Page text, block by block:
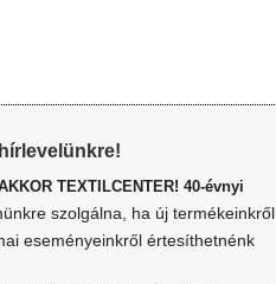
TEXTILCENTER! 40-évnyi
szolgálna, ha új termékeinkről,
eseményeinkről értesíthetnénk